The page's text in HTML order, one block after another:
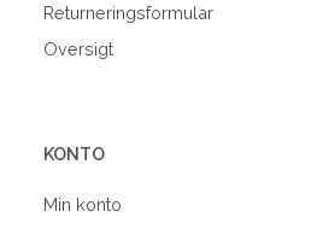
Returneringsformular
Oversigt
KONTO
Min konto